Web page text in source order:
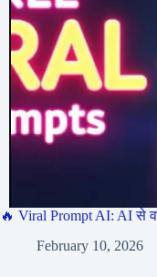
🔥 Viral Prompt AI: AI से
February 10, 2026